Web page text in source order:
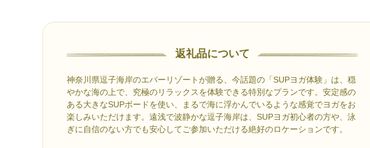
返礼品について
神奈川県逗子海岸のエバーリゾートが贈る、今話題の「SUPヨガ体験」は、穏
やかな海の上で、究極のリラックスを体験できる特別なプランです。安定感の
ある大きなSUPボードを使い、まるで海に浮かんでいるような感覚でヨガをお
楽しみいただけます。遠浅で波静かな逗子海岸は、SUPヨガ初心者の方や、泳
ぎに自信のない方でも安心してご参加いただける絶好のロケーションです。